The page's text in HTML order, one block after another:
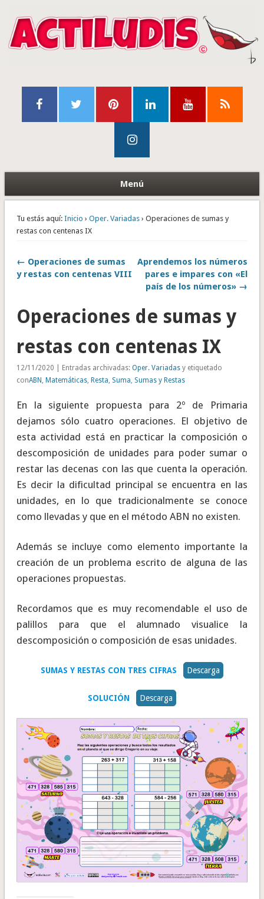
Menú
Tu estás aquí: Inicio › Oper. Variadas› Operaciones de sumas y
restas con centenas IX
← Operaciones de sumas
y restas con centenas VIII
Aprendemos los números
pares e impares con «El
país de los números» →
Operaciones de sumas y
restas con centenas IX
12/11/2020 | Entradas archivadas: Oper. Variadasy etiquetado
conABN , Matemáticas, Resta, Suma, Sumas y Restas
En la siguiente propuesta para 2º de Primaria
dejamos sólo cuatro operaciones. El objetivo de
esta actividad está en practicar la composición o
descomposición de unidades para poder sumar o
restar las decenas con las que cuenta la operación.
Es decir la dificultad principal se encuentra en las
unidades, en lo que tradicionalmente se conoce
como llevadas y que en el método ABN no existen.
Además se incluye como elemento importante la
creación de un problema escrito de alguna de las
operaciones propuestas.
Recordamos que es muy recomendable el uso de
palillos para que el alumnado visualice la
descomposición o composición de esas unidades.
SUMAS Y RESTAS CON TRES CIFRAS Descarga
SOLUCIÓN Descarga